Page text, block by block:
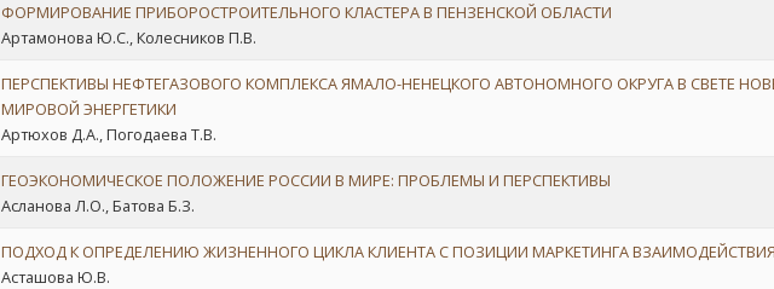
ФОРМИРОВАНИЕ ПРИБОРОСТРОИТЕЛЬНОГО КЛАСТЕРА В ПЕНЗЕНСКОЙ ОБЛАСТИ
Артамонова Ю.С., Колесников П.В.
ПЕРСПЕКТИВЫ НЕФТЕГАЗОВОГО КОМПЛЕКСА ЯМАЛО-НЕНЕЦКОГО АВТОНОМНОГО ОКРУГА В СВЕТЕ
МИРОВОЙ ЭНЕРГЕТИКИ
Артюхов Д.А., Погодаева Т.В.
ГЕОЭКОНОМИЧЕСКОЕ ПОЛОЖЕНИЕ РОССИИ В МИРЕ: ПРОБЛЕМЫ И ПЕРСПЕКТИВЫ
Асланова Л.О., Батова Б.З.
ПОДХОД К ОПРЕДЕЛЕНИЮ ЖИЗНЕННОГО ЦИКЛА КЛИЕНТА С ПОЗИЦИИ МАРКЕТИНГА ВЗАИМОДЕЙСТВИЯ
Асташова Ю.В.